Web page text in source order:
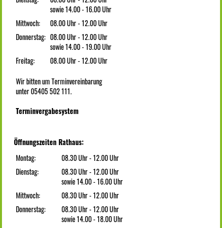
sowie 14.00 - 16.00 Uhr
Mittwoch:
08.00 Uhr - 12.00 Uhr
Donnerstag: 08.00 Uhr - 12.00 Uhr
sowie 14.00 - 19.00 Uhr
Freitag:
08.00 Uhr - 12.00 Uhr
Wir bitten um Terminvereinbarung
unter 05405 502 111.
Terminvergabesystem
Öffnungszeiten Rathaus:
Montag:
08.30 Uhr - 12.00 Uhr
Dienstag:
08.30 Uhr - 12.00 Uhr
sowie 14.00 - 16.00 Uhr
Mittwoch:
08.30 Uhr - 12.00 Uhr
Donnerstag:
08.30 Uhr - 12.00 Uhr
sowie 14.00 - 18.00 Uhr